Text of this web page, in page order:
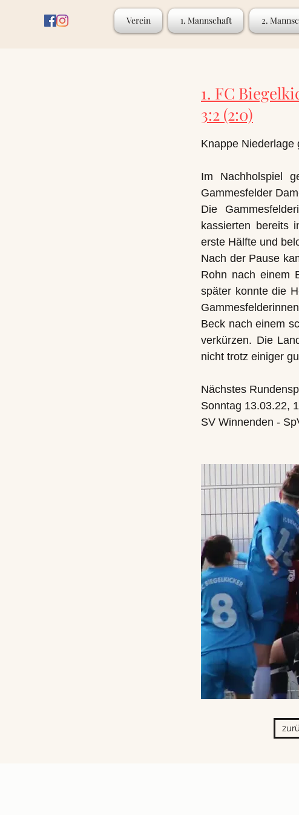
Verein 1. Mannschaft 2.
1. FC
3:2 (2:0)
Knappe Niederlage
Im Nachholspiel
Gammesfelder
Die
kassierten bereits
erste Hälfte und
Nach der Pause
Rohn nach einem
später konnte die
Beck nach einem
verkürzen. Die
nicht trotz einiger
Nächstes
Sonntag 13.03.22,
SV Winnenden -